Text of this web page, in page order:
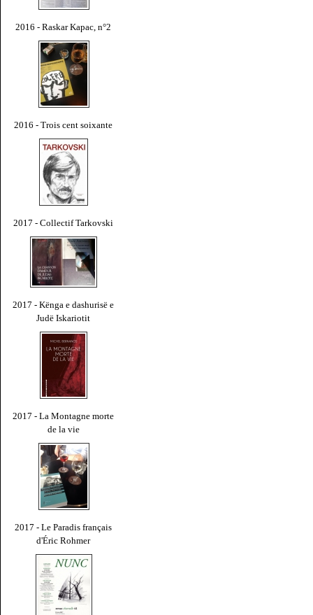
2016 - Raskar Kapac, n°2
2016 - Trois cent soixante
2017 - Collectif Tarkovski
2017 - Kënga e dashurisë e
Judë Iskariotit
2017 - La Montagne morte
de la vie
2017 - Le Paradis français
d'Éric Rohmer